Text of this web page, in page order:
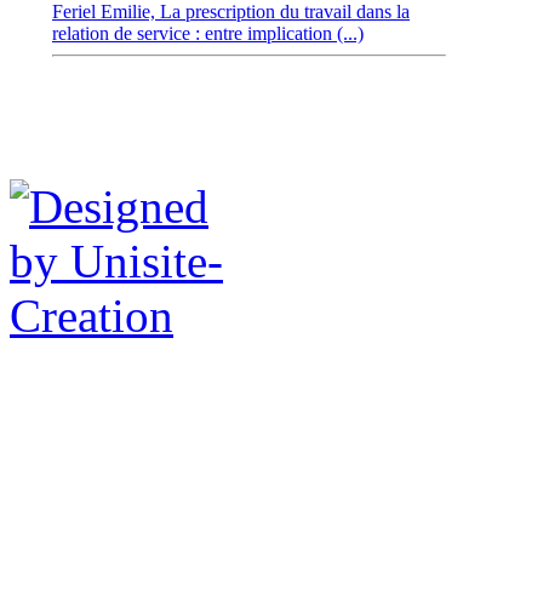
Feriel Emilie, La prescription du travail dans la
relation de service : entre implication (...)